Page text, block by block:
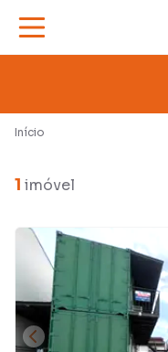
Início
1 imóvel